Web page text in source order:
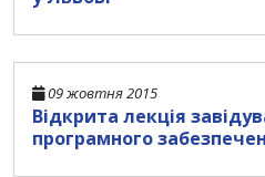
09 жовтня 2015
Відкрита лекція
програмного